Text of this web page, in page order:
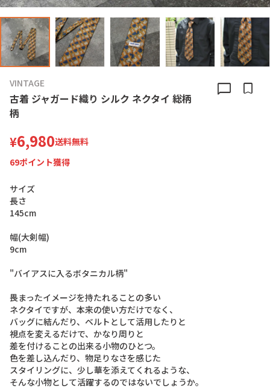
VINTAGE
古着 ジャガード織り シルク ネクタイ 総柄
柄
chat_bubble bookmark
¥6,980送料無料
69ポイント獲得
サイズ
長さ
145cm
幅(大剣幅)
9cm
"バイアスに入るボタニカル柄"
畏まったイメージを持たれる こ との多い
ネクタイですが、 本来の使い方だけでなく 、
バッグに結んだり、 ベル ト と して活用 したり と
視点を変えるだけで、 かなり周り と
差を付ける こ との出来る小物のひとつ。
色を差 し込んだり、 物足りなさを感じた
スタイ リ ングに、 少 し華を添えてく れるよ うな、
そんな小物と して活躍するのではないで し ょ うか。